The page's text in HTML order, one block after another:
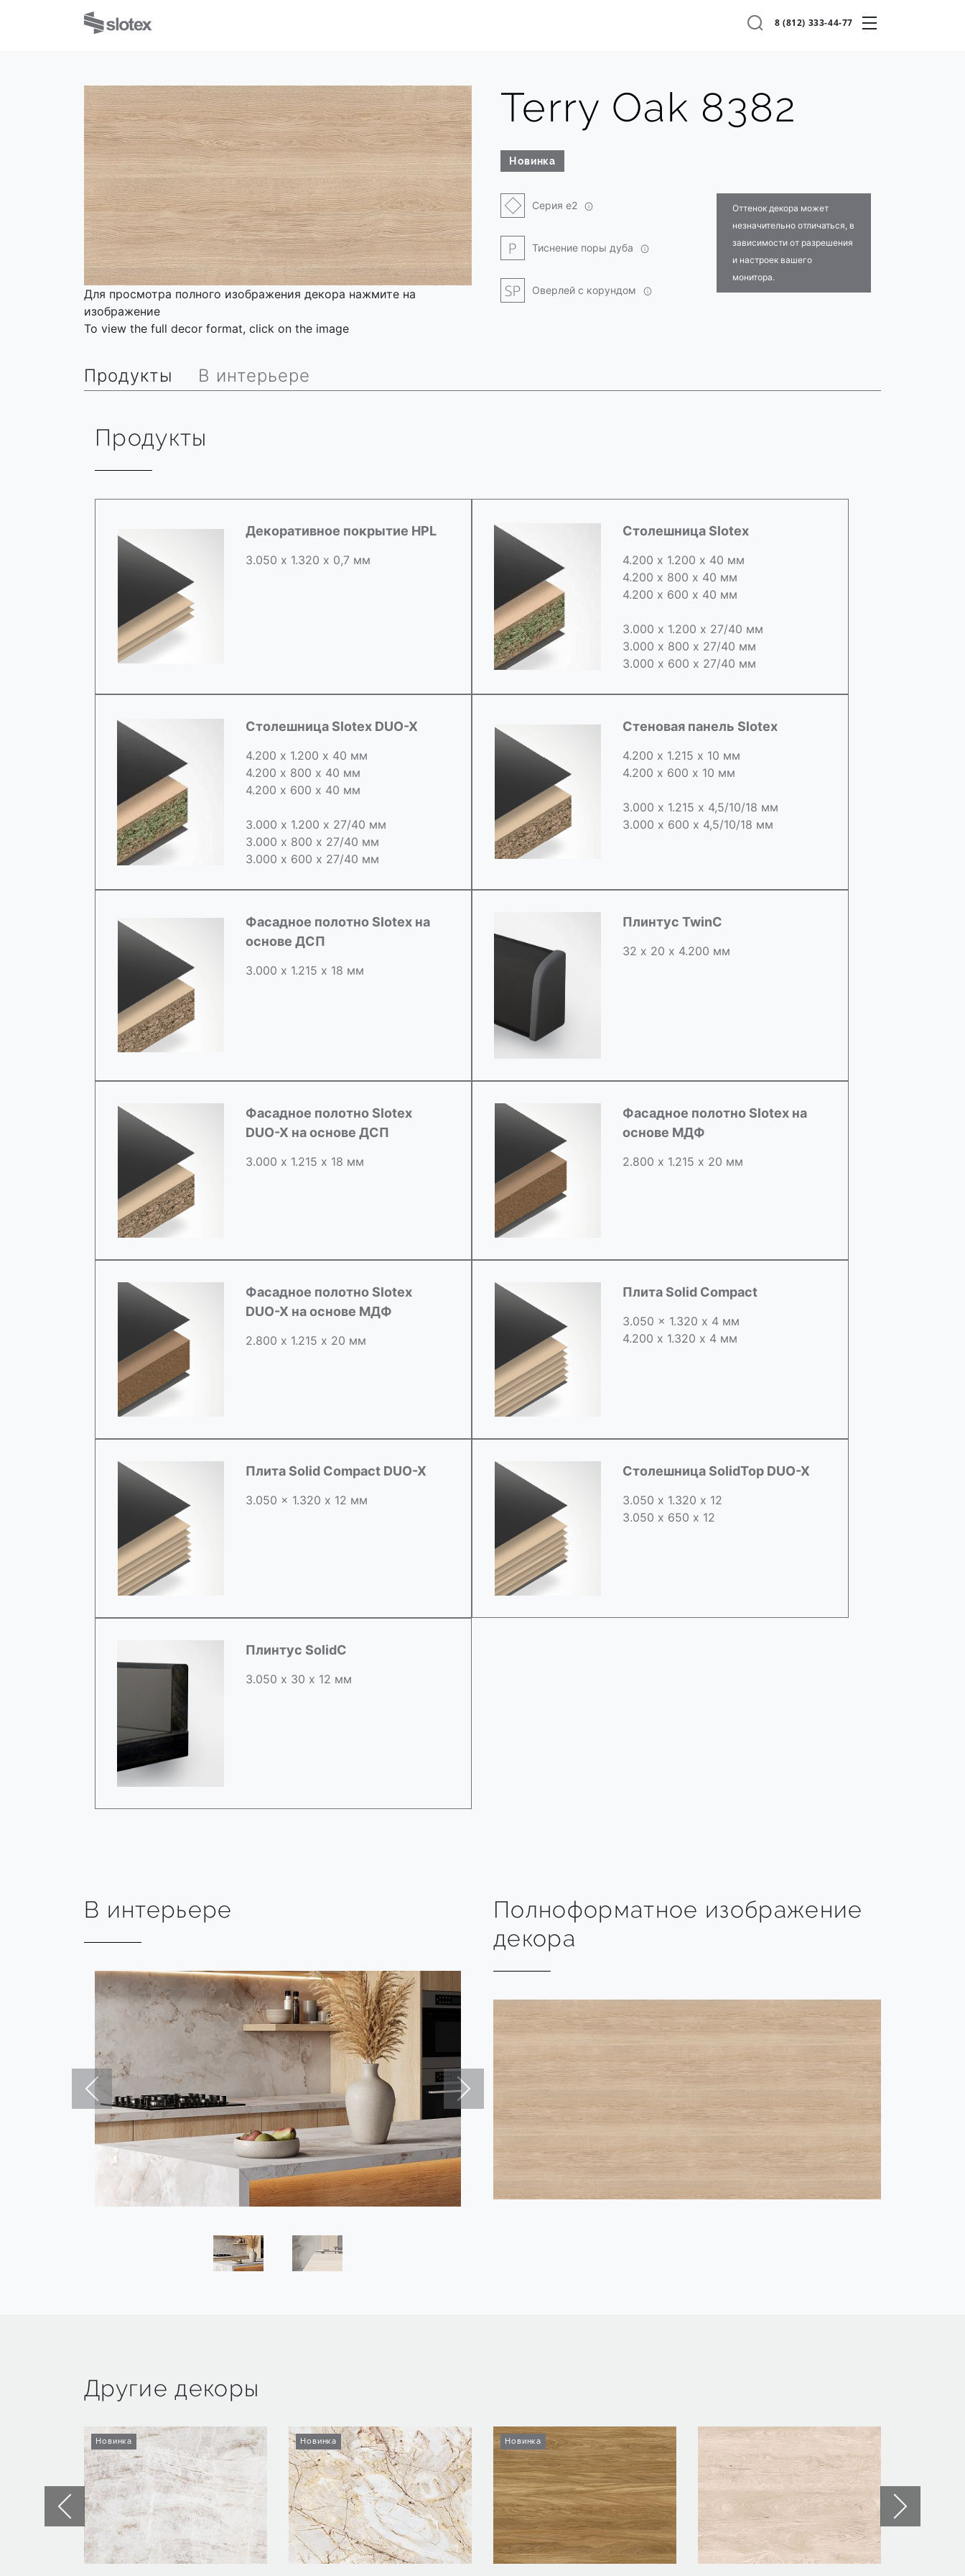
8 (812) 333-44-77
Для просмотра полного изображения декора нажмите на
изображение
To view the full decor format, click on the image
Terry Oak 8382
Новинка
Серия e2
Тиснение поры дуба
Оверлей с корундом
Оттенок декора может
незначительно отличаться, в
зависимости от разрешения
и настроек вашего
монитора.
Продукты В интерьере
Продукты
Декоративное покрытие HPL
3.050 х 1.320 х 0,7 мм
Столешница Slotex
4.200 х 1.200 х 40 мм
4.200 х 800 х 40 мм
4.200 х 600 х 40 мм
3.000 х 1.200 х 27/40 мм
3.000 х 800 х 27/40 мм
3.000 х 600 х 27/40 мм
Cтолешница Slotex DUO-X
4.200 х 1.200 х 40 мм
4.200 х 800 х 40 мм
4.200 х 600 х 40 мм
3.000 х 1.200 х 27/40 мм
3.000 х 800 х 27/40 мм
3.000 х 600 х 27/40 мм
Стеновая панель Slotex
4.200 х 1.215 х 10 мм
4.200 х 600 х 10 мм
3.000 х 1.215 х 4,5/10/18 мм
3.000 х 600 х 4,5/10/18 мм
Фасадное полотно Slotex на
основе ДСП
3.000 х 1.215 х 18 мм
Плинтус TwinC
32 х 20 х 4.200 мм
Фасадное полотно Slotex
DUO-X на основе ДСП
3.000 х 1.215 х 18 мм
Фасадное полотно Slotex на
основе МДФ
2.800 х 1.215 х 20 мм
Фасадное полотно Slotex
DUO-X на основе МДФ
2.800 х 1.215 х 20 мм
Плита Solid Compact
3.050 x 1.320 х 4 мм
4.200 x 1.320 х 4 мм
Плита Solid Compact DUO-X
3.050 x 1.320 х 12 мм
Столешница SolidTop DUO-X
3.050 х 1.320 х 12
3.050 x 650 х 12
Плинтус SolidC
3.050 х 30 х 12 мм
В интерьере
Полноформатное изображение
декора
Другие декоры
Новинка Новинка Новинка